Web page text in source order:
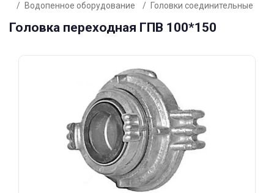
Водопенное оборудование Головки соединительные
Головка переходная ГПВ 100*150
Разбейте
оплатуна части
без переплат
График платежей